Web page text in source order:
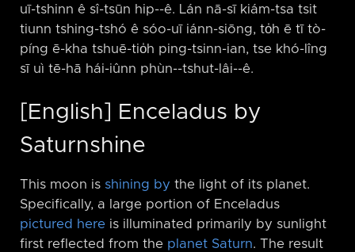
uī-tshinn ê sî-tsūn hip-⁠-ê. Lán nā-sī kiám-tsa tsit
tiunn tshing-tshó ê sóo-uī iánn-siōng, to̍h ē tī tò-
píng ē-kha tshuē-tio̍h ping-tsinn-ian, tse khó-lîng
sī uì tē-hā hái-iûnn phùn-⁠-tshut-lâi-⁠-ê.
[English] Enceladus by
Saturnshine
This moon is shining by the light of its planet.
Specifically, a large portion of Enceladus
pictured here is illuminated primarily by sunlight
first reflected from the planet Saturn. The result